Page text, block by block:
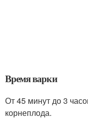
Время варки
От 45 минут до 3
корнеплода.